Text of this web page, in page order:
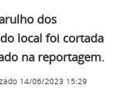
dos
local foi cortada
na reportagem.
14/06/2023 15:29